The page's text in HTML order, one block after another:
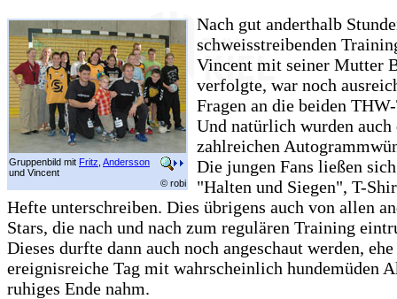
Gruppenbild mit Fritz Andersson
und Vincent
© robi
Nach gut anderthalb
schweisstreibenden
Vincent mit seiner Mutter
verfolgte, war noch
Fragen an die beiden
Und natürlich wurden auch
zahlreichen
Die jungen Fans ließen
"Halten und Siegen", T-
Hefte unterschreiben. Dies übrigens auch von allen
Stars, die nach und nach zum regulären Training
Dieses durfte dann auch noch angeschaut werden,
ereignisreiche Tag mit wahrscheinlich hundemüden
ruhiges Ende nahm.